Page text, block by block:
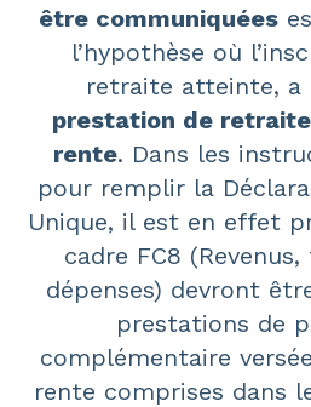
être communiquées
l’hypothèse où
retraite atteinte,
prestation de
rente. Dans les
pour remplir la
Unique, il est en effet
cadre FC8
dépenses) devront
prestations de
complémentaire
rente comprises dans